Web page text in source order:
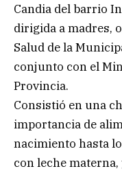
Candia del barrio
dirigida a madres,
Salud de la
conjunto con el
Provincia.
Consistió en una
importancia de
nacimiento hasta
con leche